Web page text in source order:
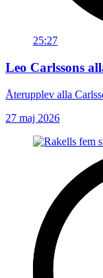
25:27
Leo Carlssons
Återupplev alla
27 maj 2026